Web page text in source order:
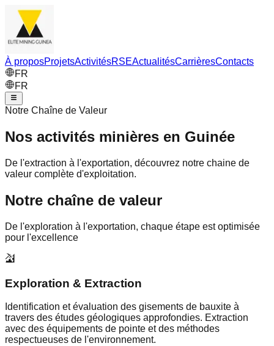
À proposProjetsActivitésRSEActualitésCarrièresContacts
FR
FR
Notre Chaîne de Valeur
Nos activités minières en Guinée
De l'extraction à l'exportation, découvrez notre chaine de
valeur complète d'exploitation.
Notre chaîne de valeur
De l'exploration à l'exportation, chaque étape est optimisée
pour l'excellence
Exploration & Extraction
Identification et évaluation des gisements de bauxite à
travers des études géologiques approfondies. Extraction
avec des équipements de pointe et des méthodes
respectueuses de l'environnement.